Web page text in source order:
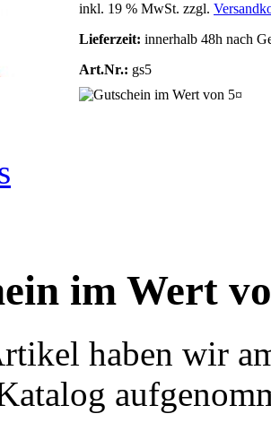
inkl. 19 % MwSt. zzgl.
Lieferzeit: innerhalb 48h nach
Art.Nr.: gs5
im Wert
haben wir